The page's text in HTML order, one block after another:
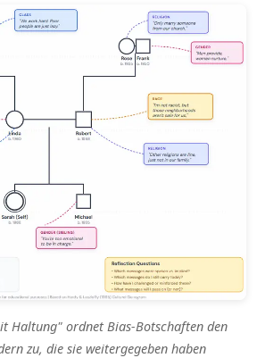
Haltung" ordnet Bias-Botschaften den
zu, die sie weitergegeben haben